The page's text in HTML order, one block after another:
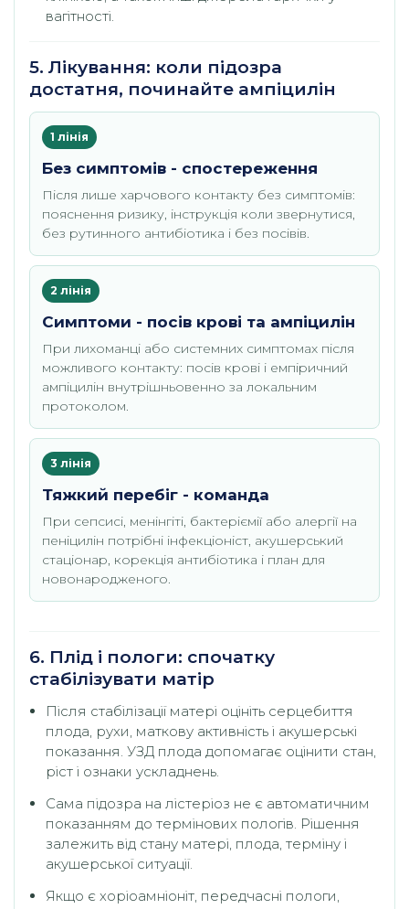
вагітності.
5. Лікування: коли підозра
достатня, починайте ампіцилін
1 лінія
Без симптомів - спостереження
Після лише харчового контакту без симптомів:
пояснення ризику, інструкція коли звернутися,
без рутинного антибіотика і без посівів.
2 лінія
Симптоми - посів крові та ампіцилін
При лихоманці або системних симптомах після
можливого контакту: посів крові і емпіричний
ампіцилін внутрішньовенно за локальним
протоколом.
3 лінія
Тяжкий перебіг - команда
При сепсисі, менінгіті, бактеріємії або алергії на
пеніцилін потрібні інфекціоніст, акушерський
стаціонар, корекція антибіотика і план для
новонародженого.
6. Плід і пологи: спочатку
стабілізувати матір
Після стабілізації матері оцініть серцебиття
плода, рухи, маткову активність і акушерські
показання. УЗД плода допомагає оцінити стан,
ріст і ознаки ускладнень.
Сама підозра на лістеріоз не є автоматичним
показанням до термінових пологів. Рішення
залежить від стану матері, плода, терміну і
акушерської ситуації.
Якщо є хоріоамніоніт, передчасні пологи,